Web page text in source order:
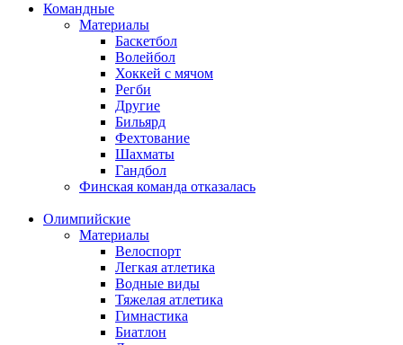
Командные
Материалы
Баскетбол
Волейбол
Хоккей с мячом
Регби
Другие
Бильярд
Фехтование
Шахматы
Гандбол
Финская команда отказалась
Олимпийские
Материалы
Велоспорт
Легкая атлетика
Водные виды
Тяжелая атлетика
Гимнастика
Биатлон